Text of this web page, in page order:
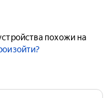
похожи на